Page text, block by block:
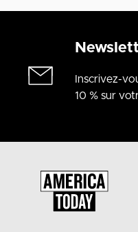
Inscrivez-
10 % sur